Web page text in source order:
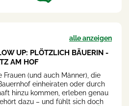
alle anzeigen
UP: PLÖTZLICH BÄUERIN -
AM HOF
Frauen (und auch Männer), die
einheiraten oder durch
hinzu kommen, erleben genau
dazu – und fühlt sich doch